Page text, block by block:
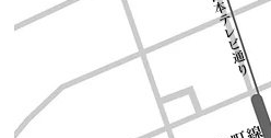
本
テ
レ
ビ
通
り